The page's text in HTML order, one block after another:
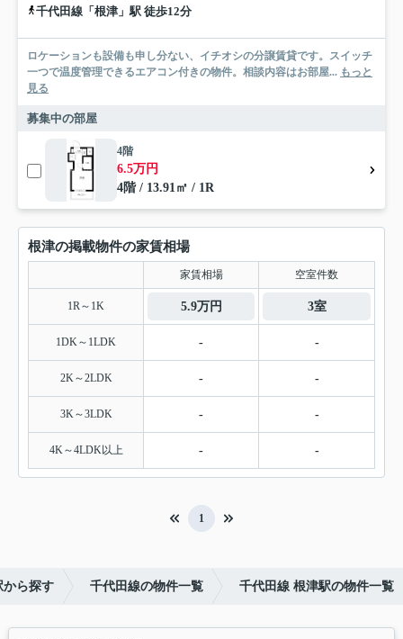
千代田線「根津」駅 徒歩12分
ロケーションも設備も申し分ない、イチオシの分譲賃貸です。スイッチ
一つで温度管理できるエアコン付きの物件。相談内容はお部屋... もっと
見る
募集中の部屋
4階
6.5万円
4階 / 13.91㎡ / 1R
根津の掲載物件の家賃相場
家賃相場 空室件数
1R～1K 5.9万円 3室
1DK～1LDK - -
2K～2LDK - -
3K～3LDK - -
4K～4LDK以上 - -
1
から探す 千代田線の物件一覧 千代田線 根津駅の物件一覧